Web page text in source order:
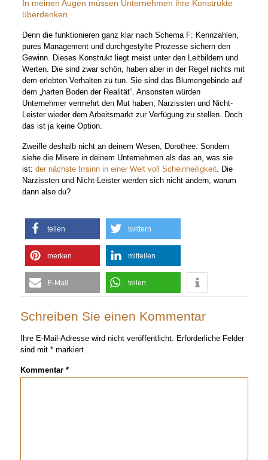
In meinen Augen müssen Unternehmen ihre Konstrukte
überdenken.
Denn die funktionieren ganz klar nach Schema F: Kennzahlen,
pures Management und durchgestylte Prozesse sichern den
Gewinn. Dieses Konstrukt liegt meist unter den Leitbildern und
Werten. Die sind zwar schön, haben aber in der Regel nichts mit
dem erlebten Verhalten zu tun. Sie sind das Blumengebinde auf
dem „harten Boden der Realität“. Ansonsten würden
Unternehmer vermehrt den Mut haben, Narzissten und Nicht-
Leister wieder dem Arbeitsmarkt zur Verfügung zu stellen. Doch
das ist ja keine Option.
Zweifle deshalb nicht an deinem Wesen, Dorothee. Sondern
siehe die Misere in deinem Unternehmen als das an, was sie
ist:der nächste Irrsinn in einer Welt voll Scheinheiligkeit. Die
Narzissten und Nicht-Leister werden sich nicht ändern, warum
dann also du?
teilen twittern
merken mitteilen
E-Mail teilen
Schreiben Sie einen Kommentar
Ihre E-Mail-Adresse wird nicht veröffentlicht. Erforderliche Felder
sind mit *markiert
Kommentar *